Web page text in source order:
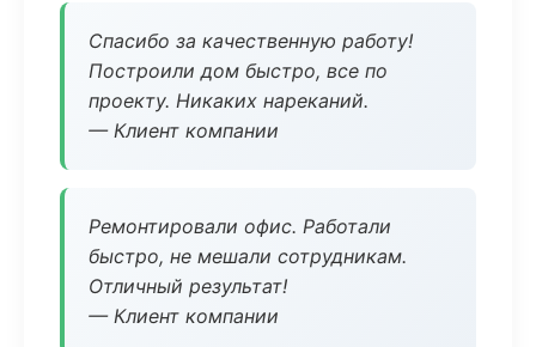
Спасибо за качественную работу!
Построили дом быстро, все по
проекту. Никаких нареканий.
— Клиент компании
Ремонтировали офис. Работали
быстро, не мешали сотрудникам.
Отличный результат!
— Клиент компании